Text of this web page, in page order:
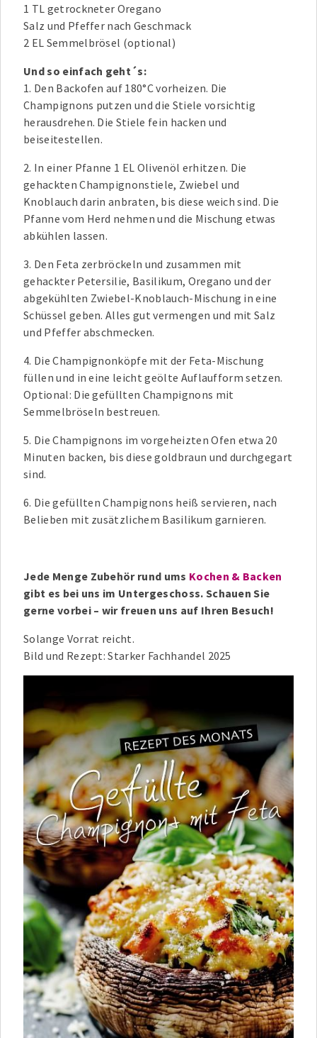
1 TL getrockneter Oregano
Salz und Pfeffer nach Geschmack
2 EL Semmelbrösel (optional)
Und so einfach geht´s:
1. Den Backofen auf 180°C vorheizen. Die
Champignons putzen und die Stiele vorsichtig
herausdrehen. Die Stiele fein hacken und
beiseitestellen.
2. In einer Pfanne 1 EL Olivenöl erhitzen. Die
gehackten Champignonstiele, Zwiebel und
Knoblauch darin anbraten, bis diese weich sind. Die
Pfanne vom Herd nehmen und die Mischung etwas
abkühlen lassen.
3. Den Feta zerbröckeln und zusammen mit
gehackter Petersilie, Basilikum, Oregano und der
abgekühlten Zwiebel-Knoblauch-Mischung in eine
Schüssel geben. Alles gut vermengen und mit Salz
und Pfeffer abschmecken.
4. Die Champignonköpfe mit der Feta-Mischung
füllen und in eine leicht geölte Auflaufform setzen.
Optional: Die gefüllten Champignons mit
Semmelbröseln bestreuen.
5. Die Champignons im vorgeheizten Ofen etwa 20
Minuten backen, bis diese goldbraun und durchgegart
sind.
6. Die gefüllten Champignons heiß servieren, nach
Belieben mit zusätzlichem Basilikum garnieren.
Jede Menge Zubehör rund ums Kochen & Backen
gibt es bei uns im Untergeschoss. Schauen Sie
gerne vorbei – wir freuen uns auf Ihren Besuch!
Solange Vorrat reicht.
Bild und Rezept: Starker Fachhandel 2025